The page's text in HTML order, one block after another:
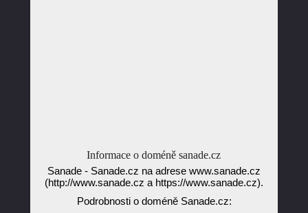
Informace o doméně sanade.cz
Sanade - Sanade.cz na adrese www.sanade.cz
(http://www.sanade.cz a https://www.sanade.cz).
Podrobnosti o doméně Sanade.cz: